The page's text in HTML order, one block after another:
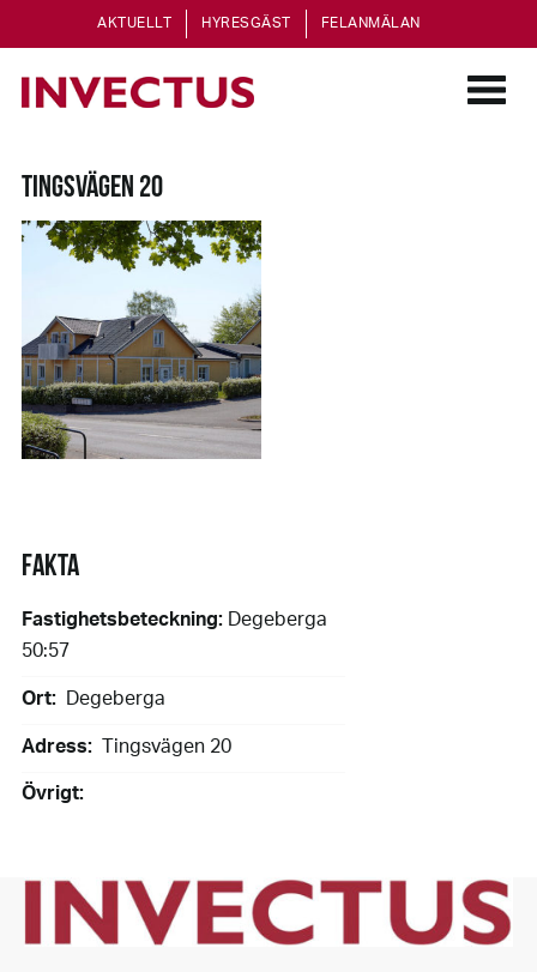
AKTUELLT HYRESGÄST FELANMÄLAN
TINGSVÄGEN 20
FAKTA
Fastighetsbeteckning:Degeberga
50:57
Ort: Degeberga
Adress: Tingsvägen 20
Övrigt: